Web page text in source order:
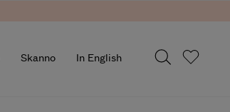
Skanno In English